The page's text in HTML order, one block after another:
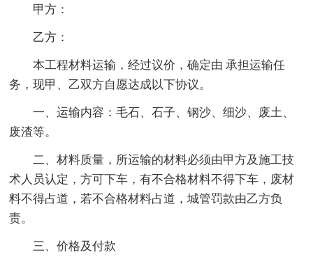
甲方：
乙方：
本工程材料运输，经过议价，确定由 承担运输任
务，现甲、乙双方自愿达成以下协议。
一、运输内容：毛石、石子、钢沙、细沙、废土、
废渣等。
二、材料质量，所运输的材料必须由甲方及施工技
术人员认定，方可下车，有不合格材料不得下车，废材
料不得占道，若不合格材料占道，城管罚款由乙方负
责。
三、价格及付款